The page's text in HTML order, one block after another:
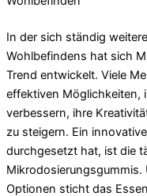
In der sich ständig
Wohlbefindens hat sich
Trend entwickelt. Viele
effektiven Möglichkeiten,
verbessern, ihre
zu steigern. Ein
durchgesetzt hat, ist die
Mikrodosierungsgummis.
Optionen sticht das